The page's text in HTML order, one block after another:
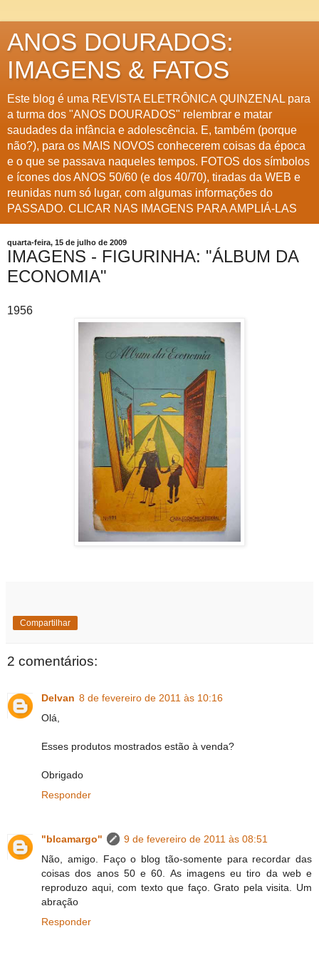
ANOS DOURADOS:
IMAGENS & FATOS
Este blog é uma REVISTA ELETRÔNICA QUINZENAL para
a turma dos "ANOS DOURADOS" relembrar e matar
saudades da infância e adolescência. E, também (porque
não?), para os MAIS NOVOS conhecerem coisas da época
e o que se passava naqueles tempos. FOTOS dos símbolos
e ícones dos ANOS 50/60 (e dos 40/70), tiradas da WEB e
reunidas num só lugar, com algumas informações do
PASSADO. CLICAR NAS IMAGENS PARA AMPLIÁ-LAS
quarta-feira, 15 de julho de 2009
IMAGENS - FIGURINHA: "ÁLBUM DA
ECONOMIA"
1956
Compartilhar
2 comentários:
Delvan 8 de fevereiro de 2011 às 10:16
Olá,
Esses produtos mostrados estão à venda?
Obrigado
Responder
"blcamargo"
9 de fevereiro de 2011 às 08:51
Não, amigo. Faço o blog tão-somente para recordar das
coisas dos anos 50 e 60. As imagens eu tiro da web e
reproduzo aqui, com texto que faço. Grato pela visita. Um
abração
Responder